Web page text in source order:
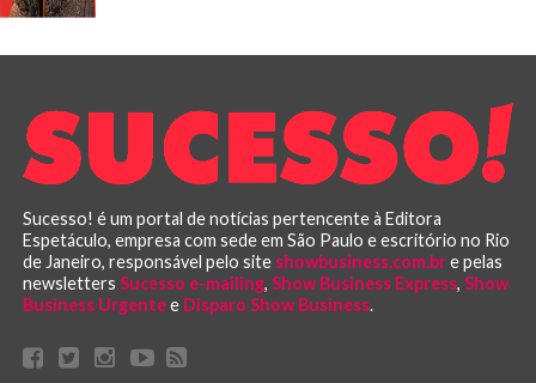
Sucesso! é um portal de notícias pertencente à Editora
Espetáculo, empresa com sede em São Paulo e escritório no Rio
de Janeiro, responsável pelo site showbusiness.com.bre pelas
newsletters Sucesso e-mailing, Show Business Express, Show
Business Urgentee Disparo Show Business.